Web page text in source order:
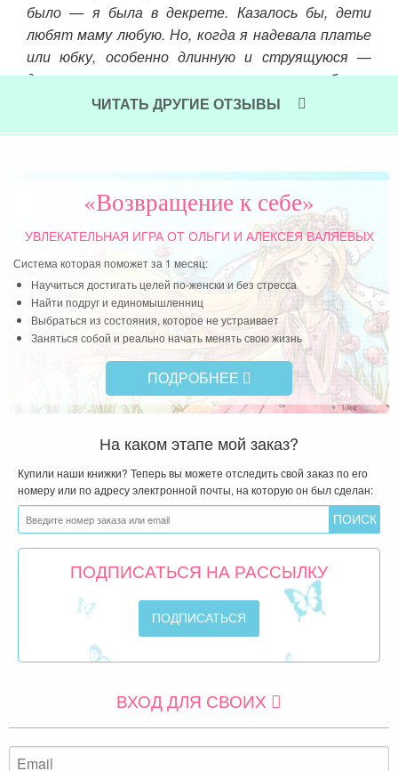
было — я была в декрете. Казалось бы, дети
любят маму любую. Но, когда я надевала платье
или юбку, особенно длинную и струящуюся —
дочка ахала, сын всплескивал руками и бежал
обнимать.
Читать далее »
ЧИТАТЬ ДРУГИЕ ОТЗЫВЫ
«Возвращение к себе»
УВЛЕКАТЕЛЬНАЯ ИГРАОТ ОЛЬГИ И АЛЕКСЕЯ ВАЛЯЕВЫХ
Система которая поможет за 1 месяц:
Научиться достигать целей по-женски и без стресса
Найти подруг и единомышленниц
Выбраться из состояния, которое не устраивает
Заняться собой и реально начать менять свою жизнь
ПОДРОБНЕЕ
На каком этапе мой заказ?
Купили наши книжки? Теперь вы можете отследить свой заказ по его
номеру или по адресу электронной почты, на которую он был сделан:
ПОДПИСАТЬСЯ НА РАССЫЛКУ
ВХОД ДЛЯ СВОИХ